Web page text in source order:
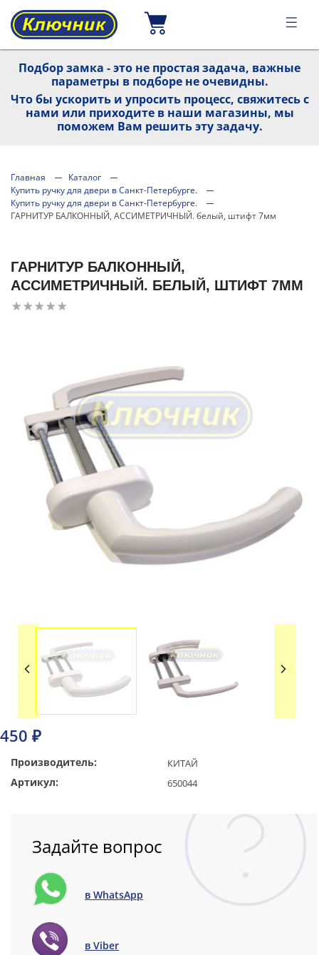
Подбор замка - это не простая задача, важные
параметры в подборе не очевидны.
Что бы ускорить и упросить процесс, свяжитесь с
нами или приходите в наши магазины, мы
поможем Вам решить эту задачу.
Главная
Каталог
Купить ручку для двери в Санкт-Петербурге.
Купить ручку для двери в Санкт-Петербурге.
ГАРНИТУР БАЛКОННЫЙ, АССИМЕТРИЧНЫЙ. белый, штифт 7мм
ГАРНИТУР БАЛКОННЫЙ,
АССИМЕТРИЧНЫЙ. БЕЛЫЙ, ШТИФТ 7ММ
Производитель: КИТАЙ
Артикул: 650044
450 ₽
Задайте вопрос
в WhatsApp
в Viber